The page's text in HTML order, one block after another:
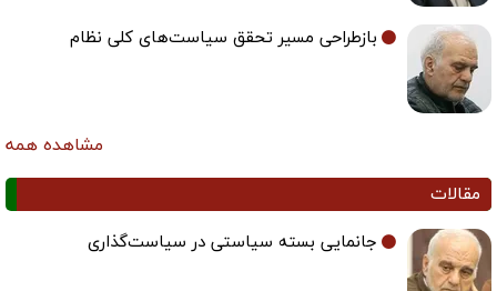
بازطراحی مسیر تحقق سیاست‌های کلی نظام
مشاهده همه
مقالات
جانمایی بسته سیاستی در سیاست‌گذاری